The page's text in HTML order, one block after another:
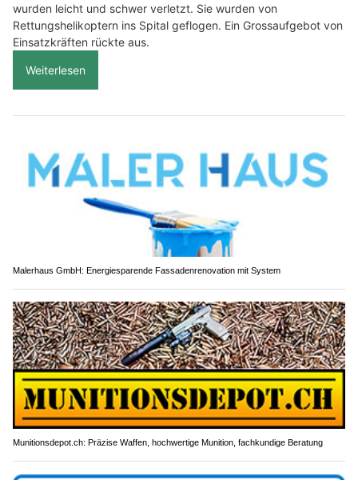
wurden leicht und schwer verletzt. Sie wurden von
Rettungshelikoptern ins Spital geflogen. Ein Grossaufgebot von
Einsatzkräften rückte aus.
Weiterlesen
Malerhaus GmbH: Energiesparende Fassadenrenovation mit System
Munitionsdepot.ch: Präzise Waffen, hochwertige Munition, fachkundige Beratung